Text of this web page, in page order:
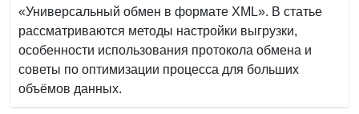
«Универсальный обмен в формате XML». В статье
рассматриваются методы настройки выгрузки,
особенности использования протокола обмена и
советы по оптимизации процесса для больших
объёмов данных.